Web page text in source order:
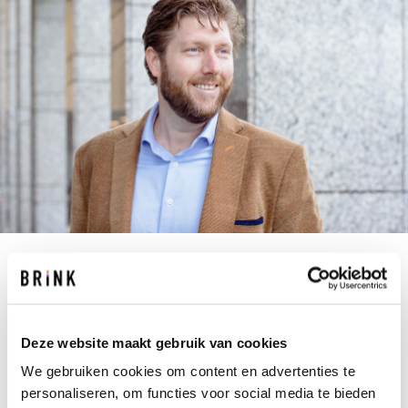
Deze website maakt gebruik van cookies
We gebruiken cookies om content en advertenties te
personaliseren, om functies voor social media te bieden
+31 10 237 00 00
Ervaren adviseur. In beheer en onderhoud. In
exploitatie en duurzaamheid. In cultureel
erfgoed en monumenten. Een alleskenner én een